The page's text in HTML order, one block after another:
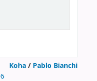
Koha/ Pablo Bianchi